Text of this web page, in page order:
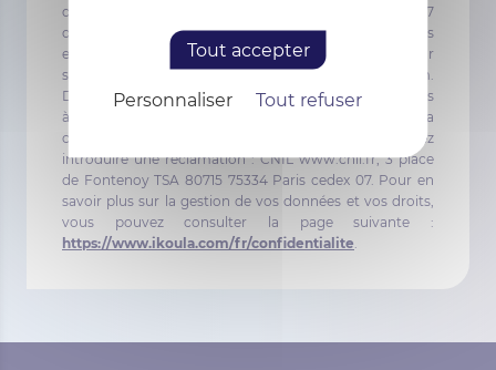
d'Ikoula dans les conditions prévues par la loi n° 78-17
du 06 Janvier 1978 relative à l’informatique, aux fichiers
et aux libertés. Vous pouvez exercer ces droits sur
simple demande à l’adresse suivante : dpo@ikoula.com.
Durée de conservation des données personnelles : 3 ans
à compter de la fin de la relation contractuelle ou de la
collecte. Autorité auprès de laquelle vous pouvez
introduire une réclamation : CNIL www.cnil.fr, 3 place
de Fontenoy TSA 80715 75334 Paris cedex 07. Pour en
savoir plus sur la gestion de vos données et vos droits,
vous pouvez consulter la page suivante :
https://www.ikoula.com/fr/confidentialite
Tout accepter
Tout refuser
Personnaliser